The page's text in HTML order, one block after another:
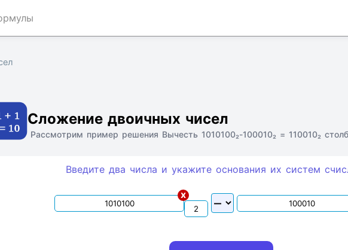
Сложение двоичных чисел
Рассмотрим пример решения Вычесть 1010100₂-100010₂ = 110010₂
Введите два числа и укажите основания их систем
x